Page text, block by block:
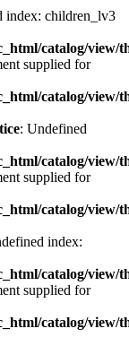
index: children_lv3
catalog/view/
supplied for
catalog/view/
: Undefined
catalog/view/
supplied for
catalog/view/
index:
catalog/view/
supplied for
catalog/view/